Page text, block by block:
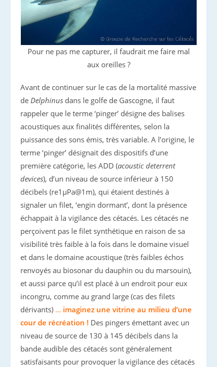
Pour ne pas me capturer, il faudrait me faire mal
aux oreilles ?
Avant de continuer sur le cas de la mortalité massive
deDelphinus dans le golfe de Gascogne, il faut
rappeler que le terme ‘pinger’ désigne des balises
acoustiques aux finalités différentes, selon la
puissance des sons émis, très variable. A l’origine, le
terme ‘pinger’ désignait des dispositifs d’une
première catégorie, les ADD (acoustic deterrent
devices), d’un niveau de source inférieur à 150
décibels (re1µPa@1m), qui étaient destinés à
signaler un filet, ‘engin dormant’, dont la présence
échappait à la vigilance des cétacés. Les cétacés ne
perçoivent pas le filet synthétique en raison de sa
visibilité très faible à la fois dans le domaine visuel
et dans le domaine acoustique (très faibles échos
renvoyés au biosonar du dauphin ou du marsouin),
et aussi parce qu’il est placé à un endroit pour eux
incongru, comme au grand large (cas des filets
dérivants) … imaginez une vitrine au milieu d’une
cour de récréation ! Des pingers émettant avec un
niveau de source de 130 à 145 décibels dans la
bande audible des cétacés sont généralement
satisfaisants pour provoquer la vigilance des cétacés